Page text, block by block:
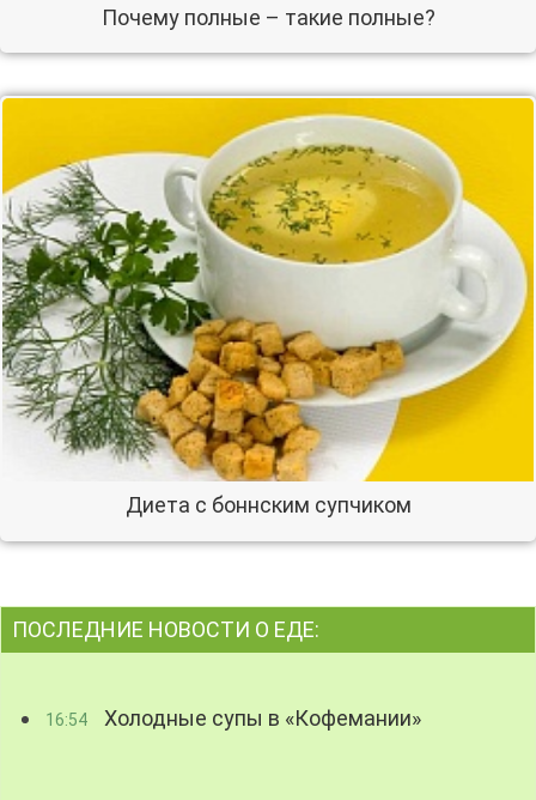
Почему полные – такие полные?
Диета с боннским супчиком
ПОСЛЕДНИЕ НОВОСТИ О ЕДЕ:
16:54 Холодные супы в «Кофемании»